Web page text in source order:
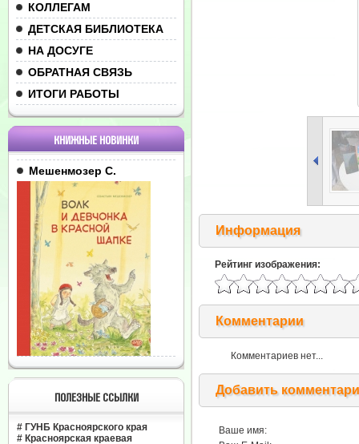
КОЛЛЕГАМ
ДЕТСКАЯ БИБЛИОТЕКА
НА ДОСУГЕ
ОБРАТНАЯ СВЯЗЬ
ИТОГИ РАБОТЫ
КНИЖНЫЕ НОВИНКИ
Мешенмозер С.
ПОЛЕЗНЫЕ ССЫЛКИ
# ГУНБ Красноярского края
# Красноярская краевая
Информация
Рейтинг изображения:
Комментарии
Комментариев нет...
Добавить
Ваше имя: